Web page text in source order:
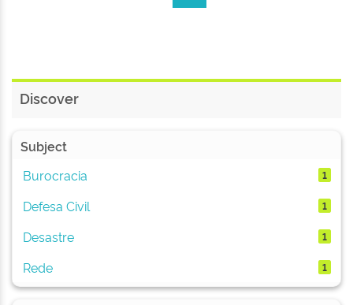
Discover
Subject
Burocracia
1
Defesa Civil 1
Desastre 1
Rede 1